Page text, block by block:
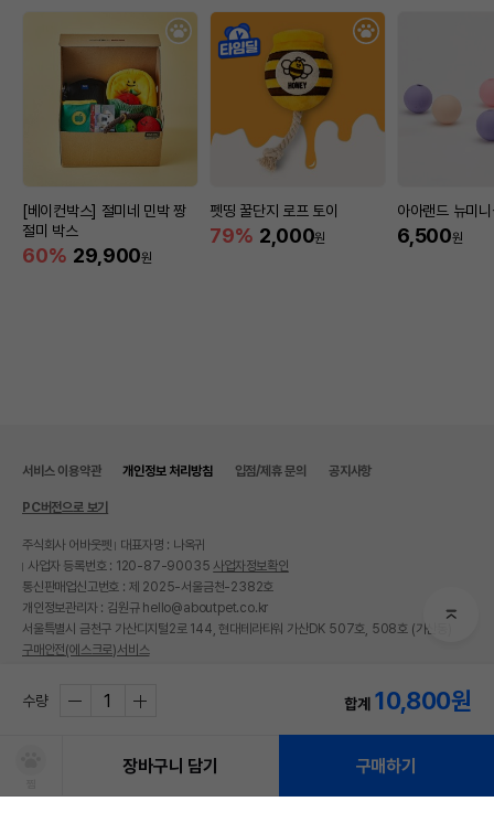
[베이컨박스] 절미네 민박 짱
절미 박스
60% 29,900원
펫띵 꿀단지 로프 토이
79% 2,000원
아아랜드 뉴미
6,500원
수량 합계 10,800원
장바구니 담기 구매하기
서비스 이용약관 개인정보 처리방침 입점/제휴 문의 공지사항
PC버전으로 보기
주식회사 어바웃펫
대표자명 : 나옥귀
사업자 등록번호 : 120-87-90035 사업자정보확인
통신판매업신고번호 : 제 2025-서울금천-2382호
개인정보관리자 : 김원규 hello@aboutpet.co.kr
서울특별시 금천구 가산디지털2로 144, 현대테라타워 가산DK 507호, 508호 (가산동)
구매안전(에스크로)서비스